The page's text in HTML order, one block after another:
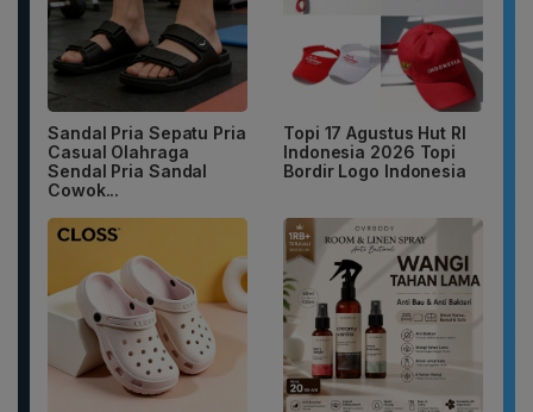
Sandal Pria Sepatu Pria
Casual Olahraga
Sendal Pria Sandal
Cowok...
Topi 17 Agustus Hut RI
Indonesia 2026 Topi
Bordir Logo Indonesia